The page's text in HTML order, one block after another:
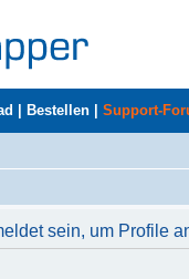
Bestellen Support-
sein, um Profile